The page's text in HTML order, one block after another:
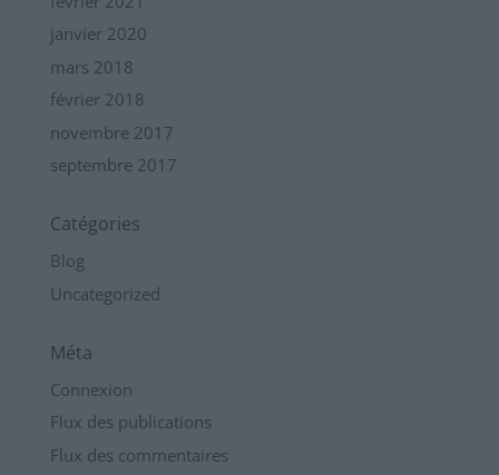
janvier 2020
mars 2018
février 2018
novembre 2017
septembre 2017
Catégories
Blog
Uncategorized
Méta
Connexion
Flux des publications
Flux des commentaires